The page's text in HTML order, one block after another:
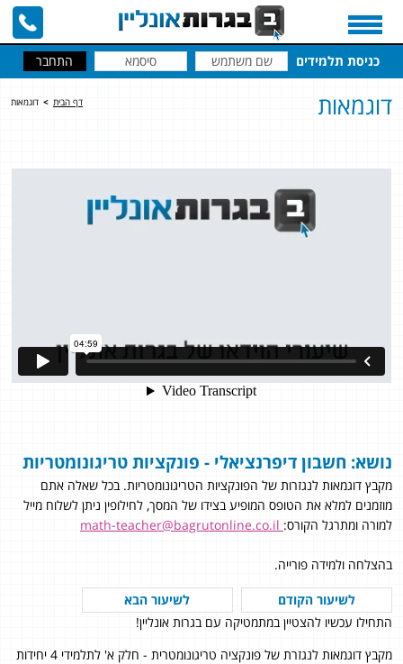
כניסת תלמידים
דף הבית > דוגמאות דוגמאות
נושא: חשבון דיפרנציאלי - פונקציות טריגונומטריות
מקבץ דוגמאות לנגזרות של הפונקציות הטריגונומטריות. בכל שאלה אתם
מוזמנים למלא את הטופס המופיע בצידו של המסך, לחילופין ניתן לשלוח מייל
למורה ומתרגל הקורס:
בהצלחה ולמידה פורייה.
לשיעור הקודם
לשיעור הבא
התחילו עכשיו להצטיין במתמטיקה עם בגרות אונליין!
מקבץ דוגמאות לנגזרת של פונקציה טריגונומטרית - חלק א' לתלמידי 4 יחידות